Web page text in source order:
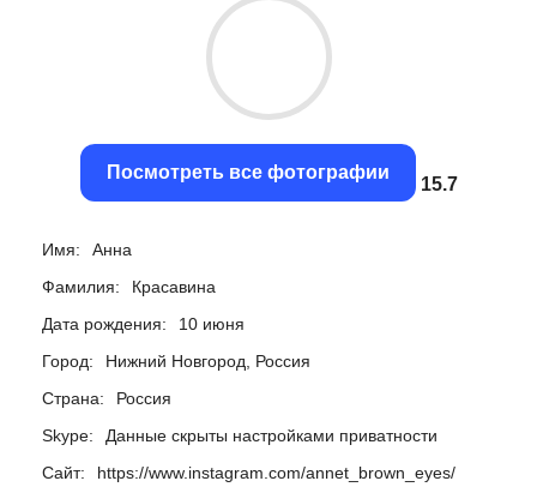
Посмотреть все фотографии
15.36
Имя:
Анна
Фамилия:
Красавина
Дата рождения:
10 июня
Город:
Нижний Новгород, Россия
Страна:
Россия
Skype:
Данные скрыты настройками приватности
Сайт:
https://www.instagram.com/annet_brown_eyes/